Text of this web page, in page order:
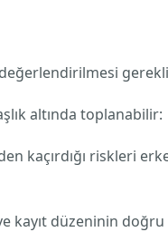
altında toplanabilir:
kaçırdığı riskleri
kayıt düzeninin